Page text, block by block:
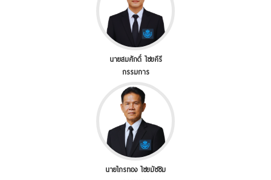
นายสมศักดิ์ ไชยคีรี
กรรมการ
นายไกรทอง ไชยมัชชิม